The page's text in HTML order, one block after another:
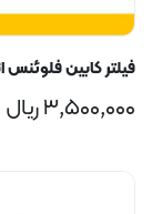
فیلتر کابین فلوئنس
۳,۵۰۰,۰۰۰ریال